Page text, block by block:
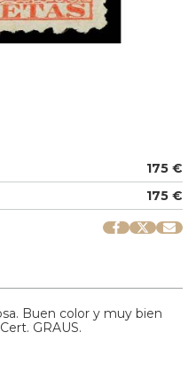
175 €
175 €
Buen color y muy bien
GRAUS.